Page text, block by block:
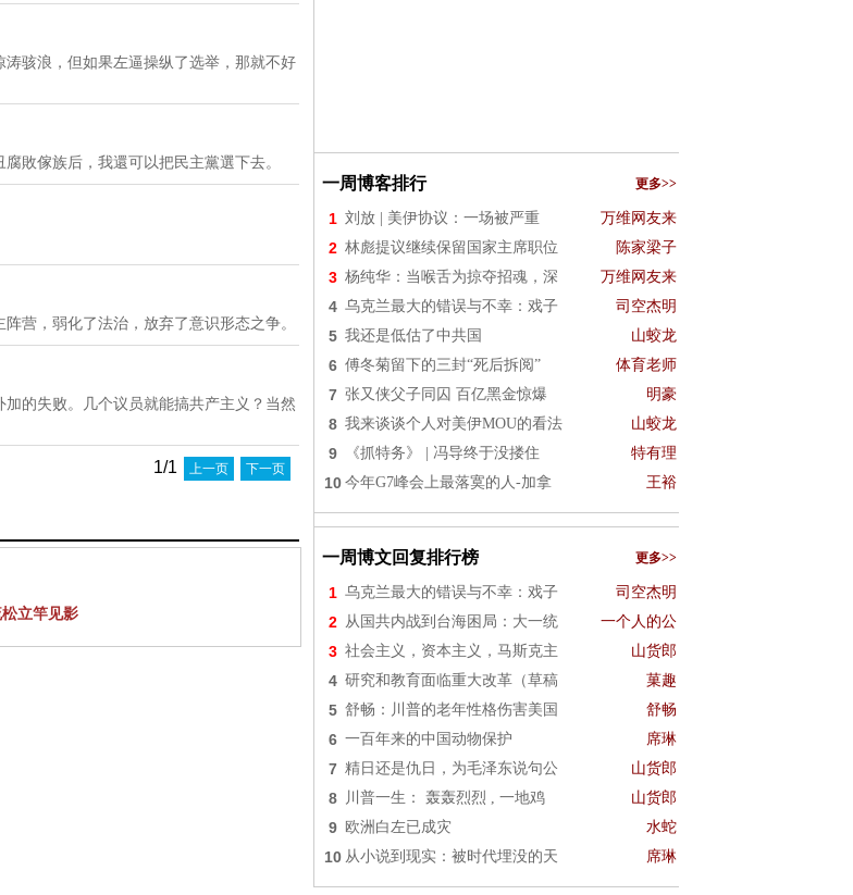
骇浪，但如果左逼操纵了选举，那就不好
敗傢族后，我還可以把民主黨選下去。
营，弱化了法治，放弃了意识形态之争。
的失败。几个议员就能搞共产主义？当然
1/1 上一页 下一页
立竿见影
一周博客排行 更多>>
1 刘放 | 美伊协议：一场被严重 万维网友来
2 林彪提议继续保留国家主席职位 陈家梁子
3 杨纯华：当喉舌为掠夺招魂，深 万维网友来
4 乌克兰最大的错误与不幸：戏子 司空杰明
5 我还是低估了中共国 山蛟龙
6 傅冬菊留下的三封“死后拆阅” 体育老师
7 张又侠父子同囚 百亿黑金惊爆 明豪
8 我来谈谈个人对美伊MOU的看法 山蛟龙
9 《抓特务》 | 冯导终于没搂住 特有理
10 今年G7峰会上最落寞的人-加拿 王裕
一周博文回复排行榜 更多>>
1 乌克兰最大的错误与不幸：戏子 司空杰明
2 从国共内战到台海困局：大一统 一个人的公
3 社会主义，资本主义，马斯克主 山货郎
4 研究和教育面临重大改革（草稿 菓趣
5 舒畅：川普的老年性格伤害美国 舒畅
6 一百年来的中国动物保护 席琳
7 精日还是仇日，为毛泽东说句公 山货郎
8 川普一生： 轰轰烈烈 , 一地鸡 山货郎
9 欧洲白左已成灾 水蛇
10 从小说到现实：被时代埋没的天 席琳